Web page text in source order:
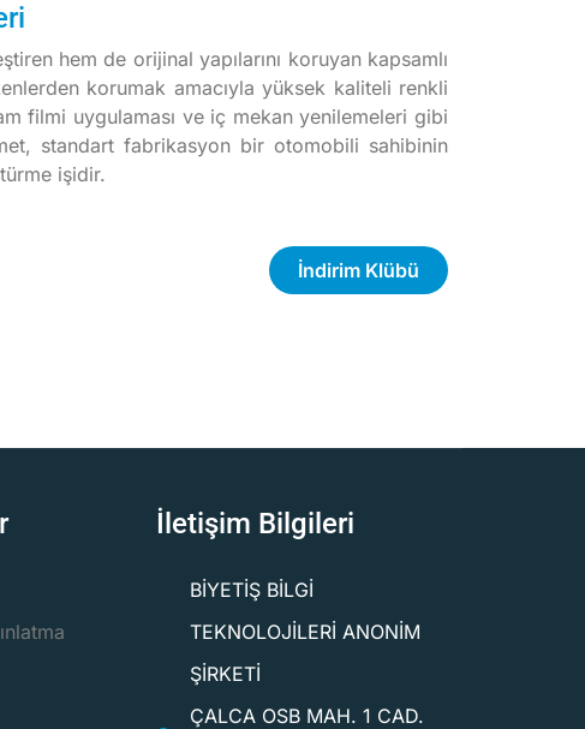
hem de orijinal yapılarını koruyan kapsamlı
korumak amacıyla yüksek kaliteli renkli
filmi uygulaması ve iç mekan yenilemeleri gibi
standart fabrikasyon bir otomobili sahibinin
işidir.
İndirim Klübü
İletişim Bilgileri
BİYETİŞ BİLGİ
TEKNOLOJİLERİ ANONİM
ŞİRKETİ
ÇALCA OSB MAH. 1 CAD.